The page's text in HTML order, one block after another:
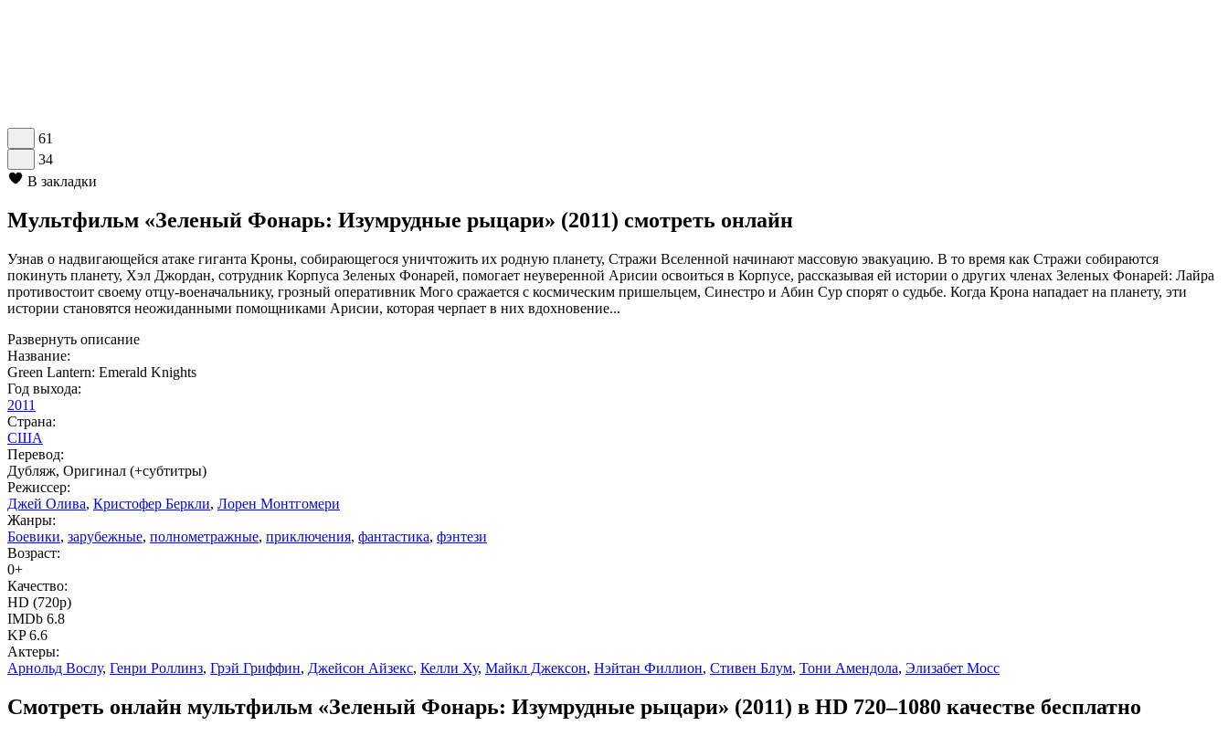
61
34
В закладки
Мультфильм «Зеленый Фонарь: Изумрудные рыцари» (2011) смотреть онлайн
Узнав о надвигающейся атаке гиганта Кроны, собирающегося уничтожить их родную планету, Стражи Вселенной начинают массовую эвакуацию. В то время как Стражи собираются
покинуть планету, Хэл Джордан, сотрудник Корпуса Зеленых Фонарей, помогает неуверенной Арисии освоиться в Корпусе, рассказывая ей истории о других членах Зеленых Фонарей: Лайра
противостоит своему отцу-военачальнику, грозный оперативник Мого сражается с космическим пришельцем, Синестро и Абин Сур спорят о судьбе. Когда Крона нападает на планету, эти
истории становятся неожиданными помощниками Арисии, которая черпает в них вдохновение...
Развернуть описание
Название:
Green Lantern: Emerald Knights
Год выхода:
2011
Страна:
США
Перевод:
Дубляж, Оригинал (+субтитры)
Режиссер:
Джей Олива, Кристофер Беркли, Лорен Монтгомери
Жанры:
Боевики, зарубежные, полнометражные, приключения, фантастика, фэнтези
Возраст:
0+
Качество:
HD (720p)
IMDb 6.8
KP 6.6
Актеры:
Арнольд Вослу, Генри Роллинз, Грэй Гриффин, Джейсон Айзекс, Келли Ху, Майкл Джексон, Нэйтан Филлион, Стивен Блум, Тони Амендола, Элизабет Мосс
Смотреть онлайн мультфильм «Зеленый Фонарь: Изумрудные рыцари» (2011) в HD 720–1080 качестве бесплатно